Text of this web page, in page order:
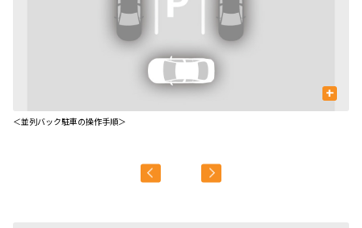
+
＜並列バック駐車の操作手順＞